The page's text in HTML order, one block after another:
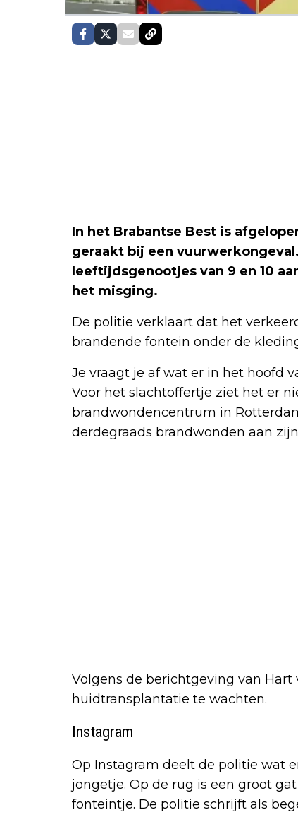
In het Brabantse Best is
geraakt bij een
leeftijdsgenootjes van 9 en 10
het misging.
De politie verklaart dat het
brandende fontein onder de
Je vraagt je af wat er in het hoofd
Voor het slachtoffertje ziet het er
brandwondencentrum in
derdegraads brandwonden aan
Volgens de berichtgeving van
huidtransplantatie te wachten.
Instagram
Op Instagram deelt de politie wat
jongetje. Op de rug is een groot
fonteintje. De politie schrijft als